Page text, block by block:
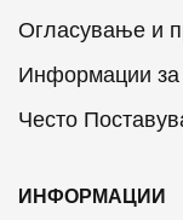
Огласување и
Информации
Често
ИНФОРМАЦИИ